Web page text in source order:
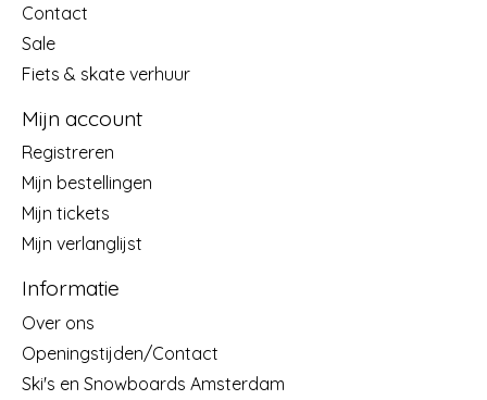
Contact
Sale
Fiets & skate verhuur
Mijn account
Registreren
Mijn bestellingen
Mijn tickets
Mijn verlanglijst
Informatie
Over ons
Openingstijden/Contact
Ski's en Snowboards Amsterdam